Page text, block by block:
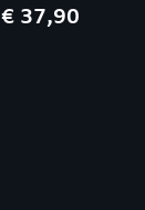
€ 37,90